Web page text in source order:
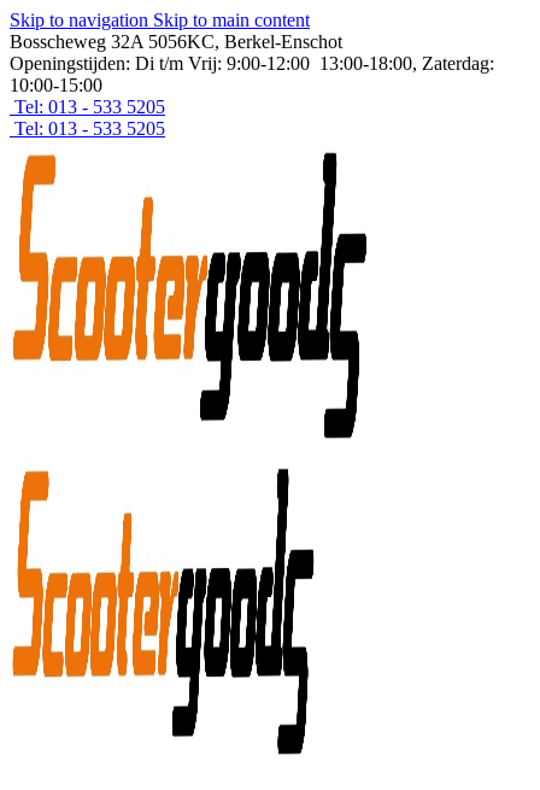
Skip to navigation Skip to main content
Bosscheweg 32A 5056KC, Berkel-Enschot
Openingstijden: Di t/m Vrij: 9:00-12:00 13:00-18:00, Zaterdag:
10:00-15:00
Tel: 013 - 533 5205
Tel: 013 - 533 5205